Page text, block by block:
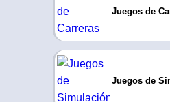
Juegos de
Juegos de